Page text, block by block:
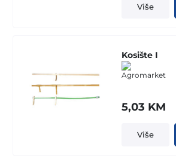
Više
Kosište I
5,03 KM
Više